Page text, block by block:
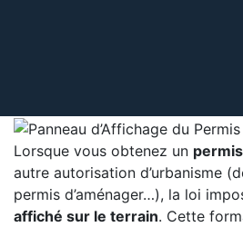
Lorsque vous obtenez un
autre autorisation d’urbanisme
permis d’aménager…), la loi
affiché sur le terrain. Cette